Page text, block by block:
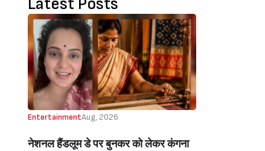
EntertainmentAug, 2026
नेशनल हैंडलूम डे पर बुनकर को लेकर कंगना